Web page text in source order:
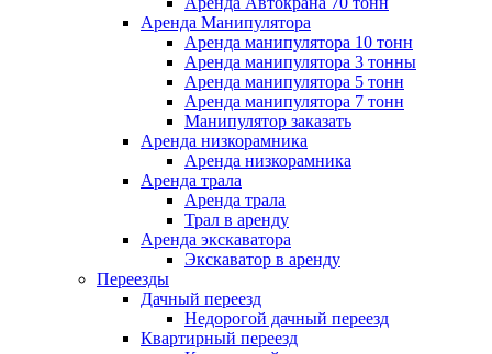
Аренда Манипулятора
Аренда манипулятора 10 тонн
Аренда манипулятора 3 тонны
Аренда манипулятора 5 тонн
Аренда манипулятора 7 тонн
Манипулятор заказать
Аренда низкорамника
Аренда низкорамника
Аренда трала
Аренда трала
Трал в аренду
Аренда экскаватора
Экскаватор в аренду
Переезды
Дачный переезд
Недорогой дачный переезд
Квартирный переезд